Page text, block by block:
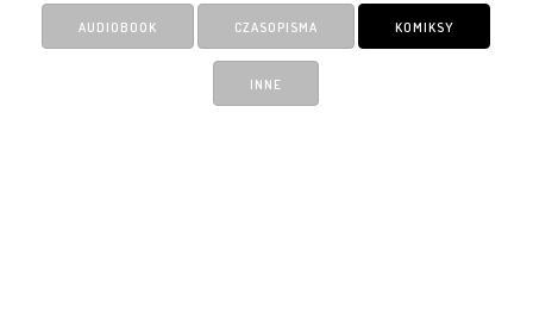
AUDIOBOOK CZASOPISMA KOMIKSY
INNE